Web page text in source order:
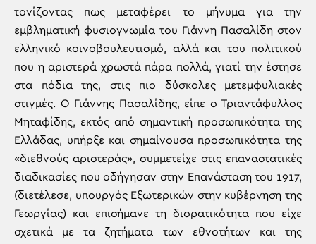
τονίζοντας πως μεταφέρει το μήνυμα για την
εμβληματική φυσιογνωμία του Γιάννη Πασαλίδη στον
ελληνικό κοινοβουλευτισμό, αλλά και του πολιτικού
που η αριστερά χρωστά πάρα πολλά, γιατί την έστησε
στα πόδια της, στις πιο δύσκολες μετεμφυλιακές
στιγμές. Ο Γιάννης Πασαλίδης, είπε ο Τριαντάφυλλος
Μηταφίδης, εκτός από σημαντική προσωπικότητα της
Ελλάδας, υπήρξε και σημαίνουσα προσωπικότητα της
«διεθνούς αριστεράς», συμμετείχε στις επαναστατικές
διαδικασίες που οδήγησαν στην Επανάσταση του 1917,
(διετέλεσε, υπουργός Εξωτερικών στην κυβέρνηση της
Γεωργίας) και επισήμανε τη διορατικότητα που είχε
σχετικά με τα ζητήματα των εθνοτήτων και της